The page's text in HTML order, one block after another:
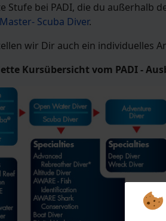
Stufe bei PADI, die du außerhalb
Scuba Diver.
wir Dir auch ein individuelles
Kursübersicht vom PADI -